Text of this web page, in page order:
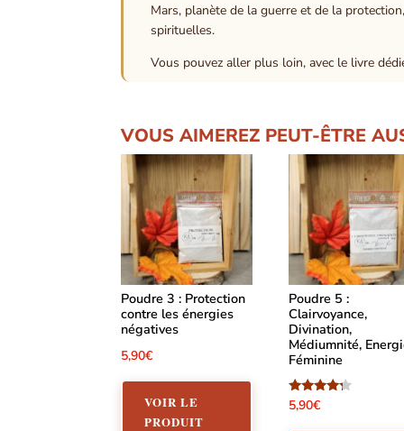
Mars, planète de la guerre et de la
spirituelles.
Vous pouvez aller plus loin, avec le livre
VOUS AIMEREZ PEUT-ÊTRE
Poudre 3 : Protection
contre les énergies
négatives
5,90€
VOIR LE
PRODUIT
Poudre 5 :
Clairvoyance,
Divination,
Médiumnité,
Féminine
Note
4.00
5,90€